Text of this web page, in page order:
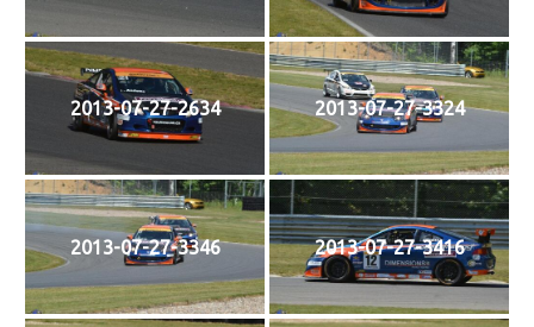
2013-07-27-2634 2013-07-27-3324
2013-07-27-3346 2013-07-27-3416